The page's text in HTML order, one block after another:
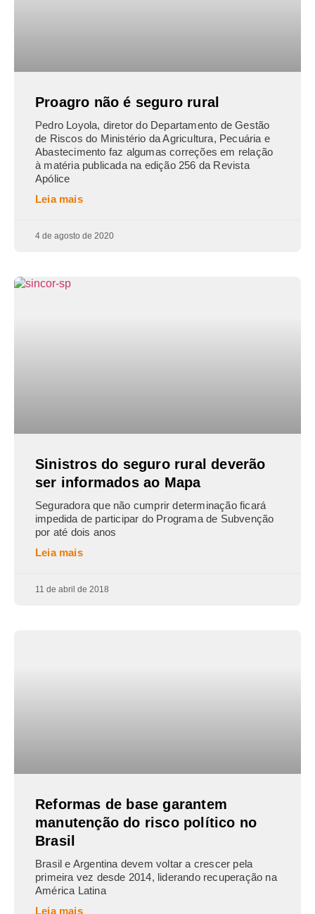
Proagro não é seguro rural
Pedro Loyola, diretor do Departamento de Gestão
de Riscos do Ministério da Agricultura, Pecuária e
Abastecimento faz algumas correções em relação
à matéria publicada na edição 256 da Revista
Apólice
Leia mais
4 de agosto de 2020
Sinistros do seguro rural deverão
ser informados ao Mapa
Seguradora que não cumprir determinação ficará
impedida de participar do Programa de Subvenção
por até dois anos
Leia mais
11 de abril de 2018
Reformas de base garantem
manutenção do risco político no
Brasil
Brasil e Argentina devem voltar a crescer pela
primeira vez desde 2014, liderando recuperação na
América Latina
Leia mais